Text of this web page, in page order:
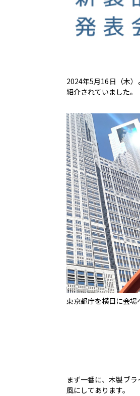
2024年5月16日（木
紹介されていました。
東京都庁を横目に会場
まず一番に、木製ブ
風にしてあります。